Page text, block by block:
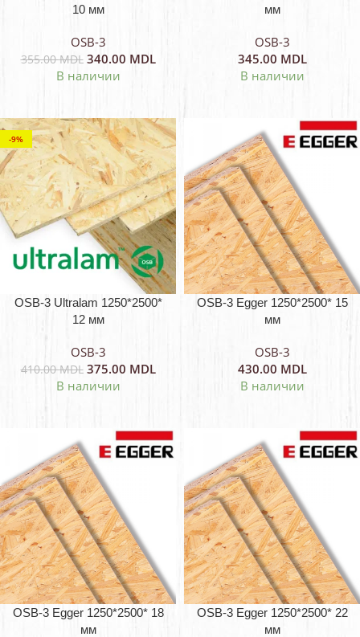
10 мм
OSB-3
355.00MDL 340.00 MDL
В наличии
мм
OSB-3
345.00 MDL
В наличии
-9%
OSB-3 Ultralam 1250*2500*
12 мм
OSB-3
410.00MDL 375.00 MDL
В наличии
OSB-3 Egger 1250*2500* 15
мм
OSB-3
430.00 MDL
В наличии
OSB-3 Egger 1250*2500* 18
мм
OSB-3 Egger 1250*2500* 22
мм